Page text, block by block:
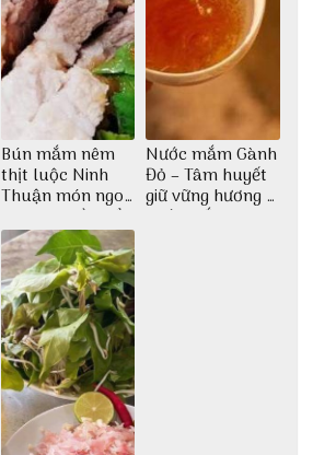
Bún mắm nêm
thịt luộc Ninh
Thuận món ngon
dân dã miền biển
Nước mắm Gành
Đỏ – Tâm huyết
giữ vững hương vị
nước mắm sau